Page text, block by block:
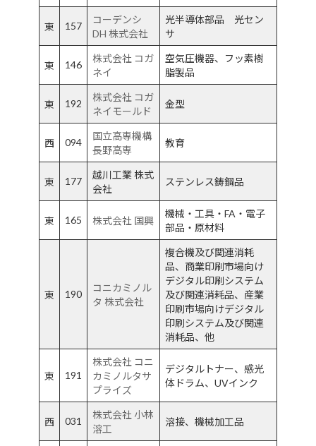
東 157
コーデンシ
DH 株式会社
光半導体部品 光セン
サ
東 146
株式会社 コガ
ネイ
空気圧機器、フッ素樹
脂製品
東 192
株式会社 コガ
ネイモールド
金型
西 094
国立高専機構
長野高専
教育
東 177
越川工業 株式
会社
ステンレス鋳鋼品
東 165 株式会社 国興
機械・工具・FA・電子
部品・原材料
東 190
コニカミノル
タ 株式会社
複合機及び関連消耗
品、商業印刷市場向け
デジタル印刷システム
及び関連消耗品、産業
印刷市場向けデジタル
印刷システム及び関連
消耗品、他
東 191
株式会社 コニ
カミノルタサ
プライズ
デジタルトナー、感光
体ドラム、UVインク
西 031
株式会社 小林
溶工
溶接、機械加工品